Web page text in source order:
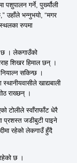
पशुपालन गर्ने, पुर्ख्यौली
उहाँले भन्नुभयो, “मगर
रुपमा
छ । लेकगाउँको
शिखर हिमाल छन् ।
सकिन्छ ।
खाद्यबाली
राख्छन् ।
टोलीले स्वाँराफाँट धेरै
प्रशस्त जडीबुटी पाइने
रहेको लेकगाउँ हुँदै
छ ।